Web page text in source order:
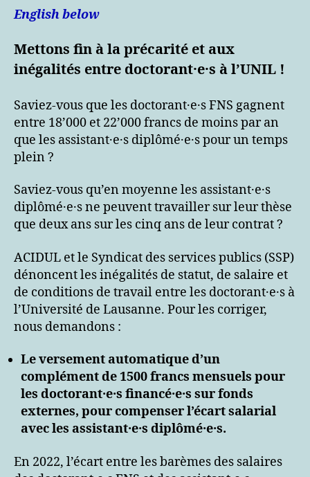
l’UNIL
/
our
petition
UNIL
!
English below
Mettons fin à la précarité et aux
inégalités entre doctorant·e·s à l’UNIL !
Saviez-vous que les doctorant·e·s FNS gagnent
entre 18’000 et 22’000 francs de moins par an
que les assistant·e·s diplômé·e·s pour un temps
plein ?
Saviez-vous qu’en moyenne les assistant·e·s
diplômé·e·s ne peuvent travailler sur leur thèse
que deux ans sur les cinq ans de leur contrat ?
ACIDUL et le Syndicat des services publics (SSP)
dénoncent les inégalités de statut, de salaire et
de conditions de travail entre les doctorant·e·s à
l’Université de Lausanne. Pour les corriger,
nous demandons :
Le versement automatique d’un
complément de 1500 francs mensuels pour
les doctorant·e·s financé·e·s sur fonds
externes, pour compenser l’écart salarial
avec les assistant·e·s diplômé·e·s.
En 2022, l’écart entre les barèmes des salaires